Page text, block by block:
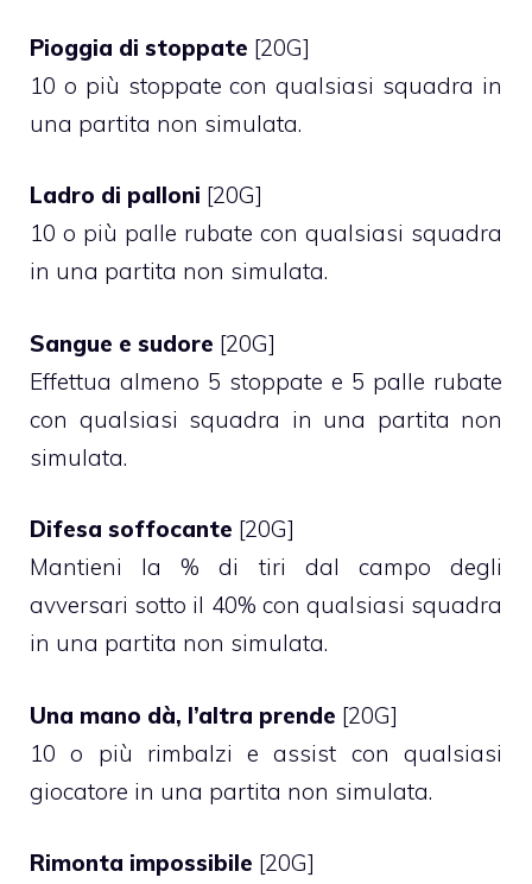
Pioggia di stoppate [20G]
10 o più stoppate con qualsiasi squadra in
una partita non simulata.
Ladro di palloni [20G]
10 o più palle rubate con qualsiasi squadra
in una partita non simulata.
Sangue e sudore [20G]
Effettua almeno 5 stoppate e 5 palle rubate
con qualsiasi squadra in una partita non
simulata.
Difesa soffocante [20G]
Mantieni la % di tiri dal campo degli
avversari sotto il 40% con qualsiasi squadra
in una partita non simulata.
Una mano dà, l’altra prende [20G]
10 o più rimbalzi e assist con qualsiasi
giocatore in una partita non simulata.
Rimonta impossibile [20G]